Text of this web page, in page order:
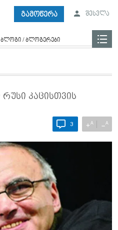
გამოწერა შესვლა
ბლოგი / ბლოგერები
კაცისთვის
3 +A −A